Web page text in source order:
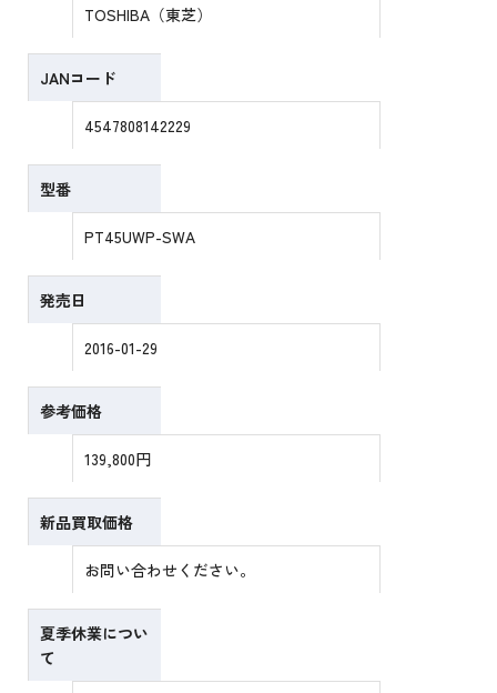
TOSHIBA（東芝）
JANコード
4547808142229
型番
PT45UWP-SWA
発売日
2016-01-29
参考価格
139,800円
新品買取価格
お問い合わせください。
夏季休業につい
て